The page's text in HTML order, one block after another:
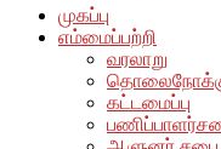
முகப்பு
எம்மைப்பற்றி
வரலாறு
கட்டமைப்பு